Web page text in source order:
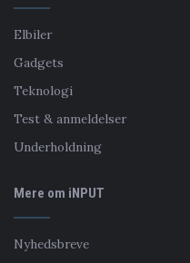
Elbiler
Gadgets
Teknologi
Test & anmeldelser
Underholdning
Mere om iNPUT
Nyhedsbreve